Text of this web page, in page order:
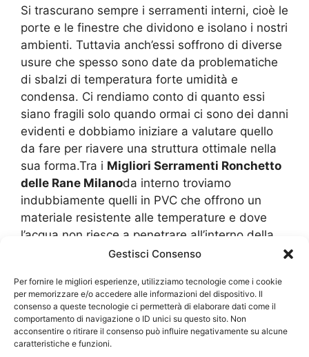
Gestisci Consenso
Per fornire le migliori esperienze, utilizziamo tecnologie come i cookie
per memorizzare e/o accedere alle informazioni del dispositivo. Il
consenso a queste tecnologie ci permetterà di elaborare dati come il
comportamento di navigazione o ID unici su questo sito. Non
acconsentire o ritirare il consenso può influire negativamente su alcune
caratteristiche e funzioni.
Si trascurano sempre i serramenti interni, cioè le
porte e le finestre che dividono e isolano i nostri
ambienti. Tuttavia anch’essi soffrono di diverse
usure che spesso sono date da problematiche
di sbalzi di temperatura forte umidità e
condensa. Ci rendiamo conto di quanto essi
siano fragili solo quando ormai ci sono dei danni
evidenti e dobbiamo iniziare a valutare quello
da fare per riavere una struttura ottimale nella
sua forma.Tra i Migliori Serramenti Ronchetto
delle Rane Milanoda interno troviamo
indubbiamente quelli in PVC che offrono un
materiale resistente alle temperature e dove
l’acqua non riesce a penetrare all’interno della
sua fibra perché è totalmente plastico oltre che
porte in plastica, ma anch’esse hanno
comunque una richiesta di alcune attenzioni. Ad
esempio è necessario non usare dei prodotti
pulenti che sono aggressivi perché altrimenti